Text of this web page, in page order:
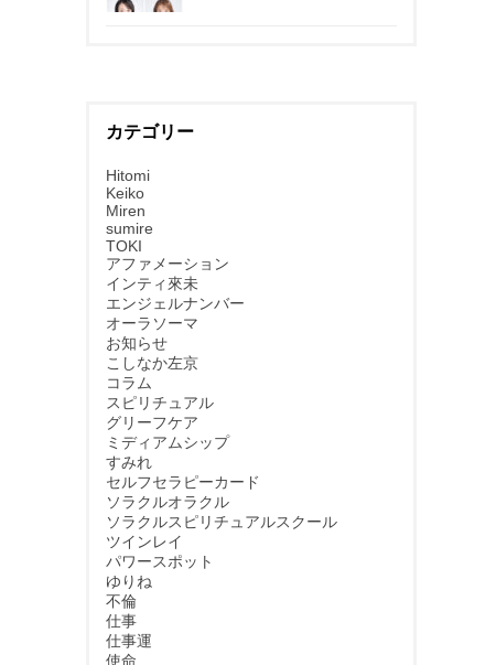
カテゴリー
Hitomi
Keiko
Miren
sumire
TOKI
アファメーション
インティ來未
エンジェルナンバー
オーラソーマ
お知らせ
こしなか左京
コラム
スピリチュアル
グリーフケア
ミディアムシップ
すみれ
セルフセラピーカード
ソラクルオラクル
ソラクルスピリチュアルスクール
ツインレイ
パワースポット
ゆりね
不倫
仕事
仕事運
使命